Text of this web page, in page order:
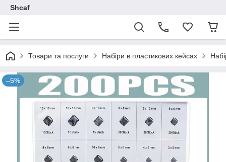
Shcaf
Товари та послуги Набіри в пластикових кейсах
–5%